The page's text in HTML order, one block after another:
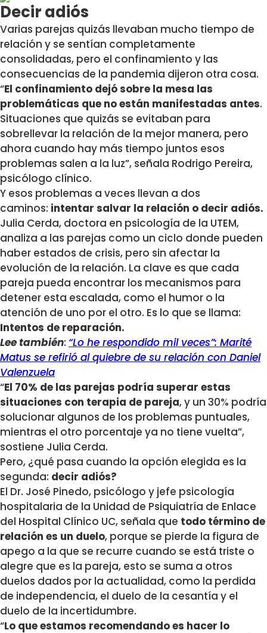
Decir adiós
Varias parejas quizás llevaban mucho tiempo de
relación y se sentían completamente
consolidadas, pero el confinamiento y las
consecuencias de la pandemia dijeron otra cosa.
“El confinamiento dejó sobre la mesa las
problemáticas que no están manifestadas antes.
Situaciones que quizás se evitaban para
sobrellevar la relación de la mejor manera, pero
ahora cuando hay más tiempo juntos esos
problemas salen a la luz”, señala Rodrigo Pereira,
psicólogo clínico.
Y esos problemas a veces llevan a dos
caminos: intentar salvar la relación o decir adiós.
Julia Cerda, doctora en psicología de la UTEM,
analiza a las parejas como un ciclo donde pueden
haber estados de crisis, pero sin afectar la
evolución de la relación. La clave es que cada
pareja pueda encontrar los mecanismos para
detener esta escalada, como el humor o la
atención de uno por el otro. Es lo que se llama:
Intentos de reparación.
Lee también: “Lo he respondido mil veces”: Marité
Matus se refirió al quiebre de su relación con Daniel
Valenzuela
“El 70% de las parejas podría superar estas
situaciones con terapia de pareja, y un 30% podría
solucionar algunos de los problemas puntuales,
mientras el otro porcentaje ya no tiene vuelta”,
sostiene Julia Cerda.
Pero, ¿qué pasa cuando la opción elegida es la
segunda: decir adiós?
El Dr. José Pinedo, psicólogo y jefe psicología
hospitalaria de la Unidad de Psiquiatría de Enlace
del Hospital Clínico UC, señala que todo término de
relación es un duelo, porque se pierde la figura de
apego a la que se recurre cuando se está triste o
alegre que es la pareja, esto se suma a otros
duelos dados por la actualidad, como la perdida
de independencia, el duelo de la cesantía y el
duelo de la incertidumbre.
“Lo que estamos recomendando es hacer lo